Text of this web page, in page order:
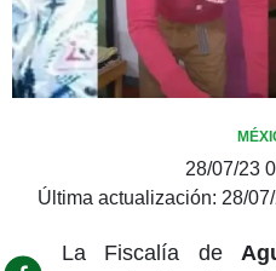
28/07/23
Última actualización: 28/
La Fiscalía de